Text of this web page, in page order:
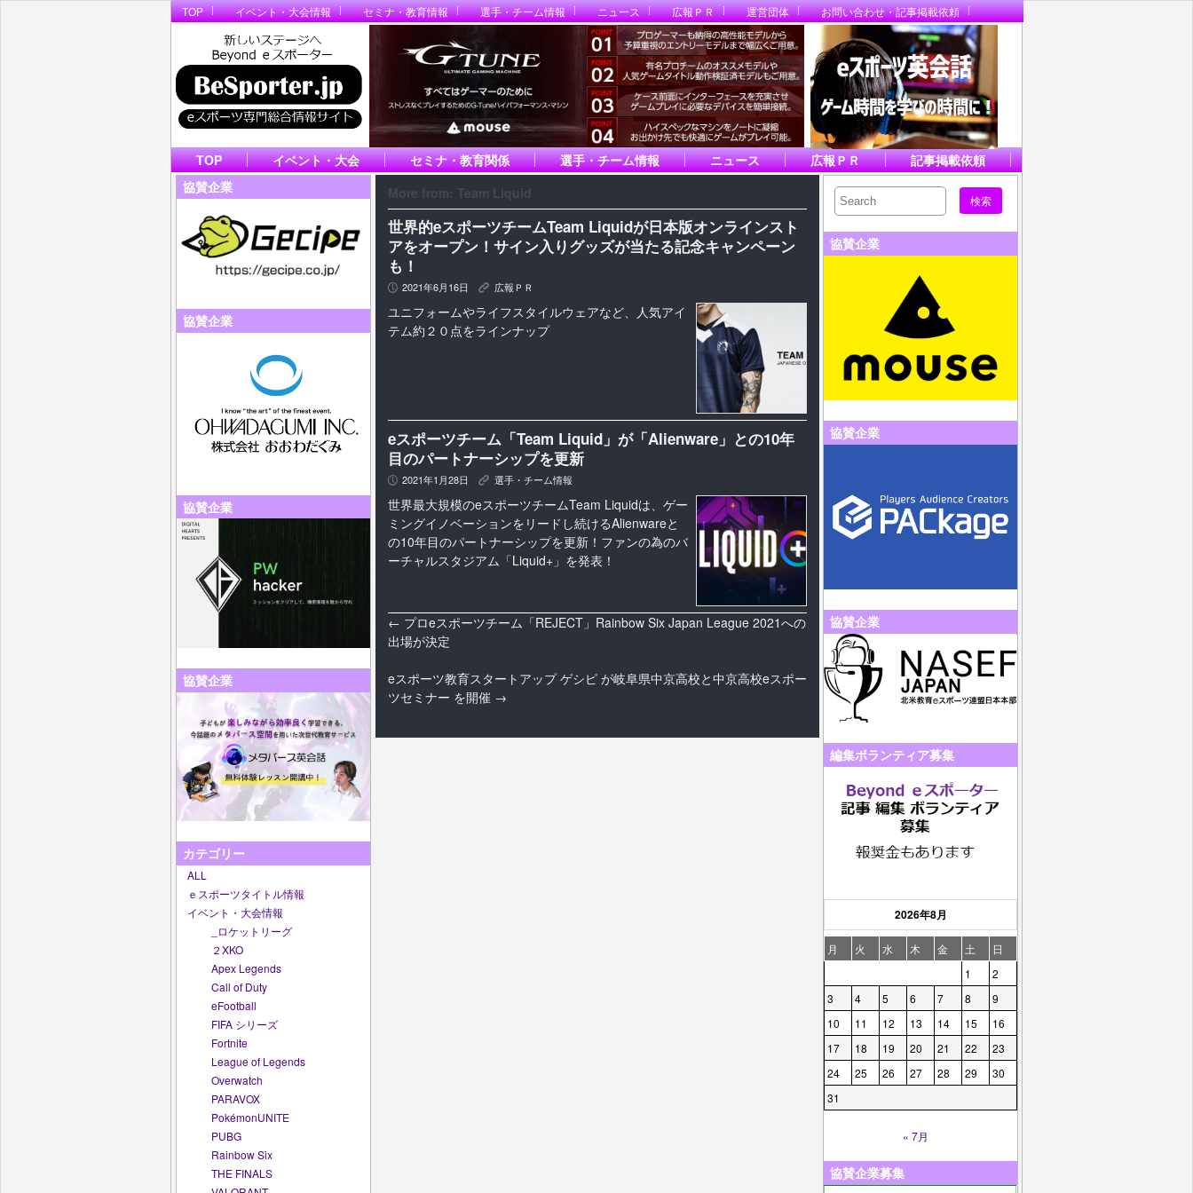
TOP イベント・大会情報 セミナ・教育情報 選手・チーム情報 ニュース 広報ＰＲ 運営団体 お問い合わせ・記事掲載依頼
TOP イベント・大会 セミナ・教育関係 選手・チーム情報 ニュース 広報ＰＲ
記事掲載依頼
協賛企業
協賛企業
協賛企業
協賛企業
カテゴリー
ALL
ｅスポーツタイトル情報
イベント・大会情報
_ロケットリーグ
２XKO
Apex Legends
Call of Duty
eFootball
FIFA シリーズ
Fortnite
League of Legends
Overwatch
PARAVOX
PokémonUNITE
PUBG
Rainbow Six
THE FINALS
More from: Team Liquid
世界的eスポーツチームTeam Liquidが日本版オンラインスト
アをオープン！サイン入りグッズが当たる記念キャンペーン
も！
P 2021年6月16日 K 広報ＰＲ
ユニフォームやライフスタイルウェアなど、人気アイ
テム約２０点をラインナップ
eスポーツチーム「Team Liquid」が「Alienware」との10年
目のパートナーシップを更新
P 2021年1月28日 K 選手・チーム情報
世界最大規模のeスポーツチームTeam Liquidは、ゲー
ミングイノベーションをリードし続けるAlienwareと
の10年目のパートナーシップを更新！ファンの為のバ
ーチャルスタジアム「Liquid+」を発表！
← プロeスポーツチーム「REJECT」Rainbow Six Japan League 2021への
出場が決定
eスポーツ教育スタートアップ ゲシピ が岐阜県中京高校と中京高校eスポー
ツセミナー を開催 →
協賛企業
協賛企業
協賛企業
編集ボランティア募集
2026年8月
月 火 水 木 金 土
日
1
2
3
4 5 6 7 8
9
10
11 12 13 14 15
16
17
18 19 20 21 22
23
24
25 26 27 28 29
30
31
« 7月
協賛企業募集